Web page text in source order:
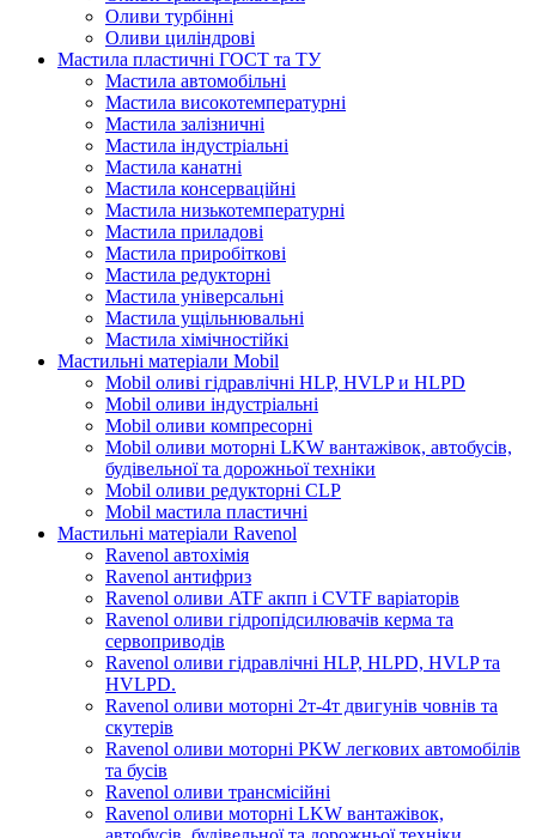
Оливи турбінні
Оливи циліндрові
Мастила пластичні ГОСТ та ТУ
Мастила автомобільні
Мастила високотемпературні
Мастила залізничні
Мастила індустріальні
Мастила канатні
Мастила консерваційні
Мастила низькотемпературні
Мастила приладові
Мастила приробіткові
Мастила редукторні
Мастила універсальні
Мастила ущільнювальні
Мастила хімічностійкі
Мастильні матеріали Mobil
Mobil оливі гідравлічні HLP, HVLP и HLPD
Mobil оливи індустріальні
Mobil оливи компресорні
Mobil оливи моторні LKW вантажівок, автобусів,
будівельної та дорожньої техніки
Mobil оливи редукторні CLP
Mobil мастила пластичні
Мастильні матеріали Ravenol
Ravenol автохімія
Ravenol антифриз
Ravenol оливи ATF акпп і CVTF варіаторів
Ravenol оливи гідропідсилювачів керма та
сервоприводів
Ravenol оливи гідравлічні HLP, HLPD, HVLP та
HVLPD.
Ravenol оливи моторні 2т-4т двигунів човнів та
скутерів
Ravenol оливи моторні PKW легкових автомобілів
та бусів
Ravenol оливи трансмісійні
Ravenol оливи моторні LKW вантажівок,